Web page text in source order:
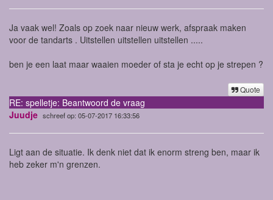
Ja vaak wel! Zoals op zoek naar nieuw werk, afspraak maken
voor de tandarts . Uitstellen uitstellen uitstellen .....
ben je een laat maar waaien moeder of sta je echt op je strepen ?
Quote
RE: spelletje: Beantwoord de vraag
Juudje schreef op: 05-07-2017 16:33:56
Ligt aan de situatie. Ik denk niet dat ik enorm streng ben, maar ik
heb zeker m'n grenzen.